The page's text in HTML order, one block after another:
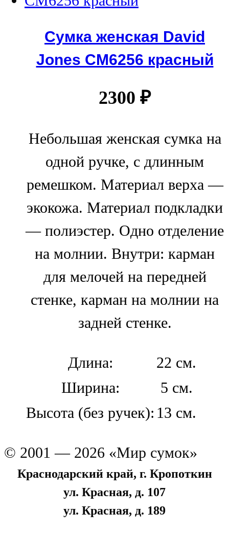
Сумка женская David
Jones СМ6256 красный
2300 ₽
Небольшая женская сумка на
одной ручке, с длинным
ремешком. Материал верха —
экокожа. Материал подкладки
— полиэстер. Одно отделение
на молнии. Внутри: карман
для мелочей на передней
стенке, карман на молнии на
задней стенке.
Длина:
22 см.
Ширина:
5 см.
Высота (без ручек): 13 см.
© 2001 — 2026 «Мир сумок»
Краснодарский край, г. Кропоткин
ул. Красная, д. 107
ул. Красная, д. 189